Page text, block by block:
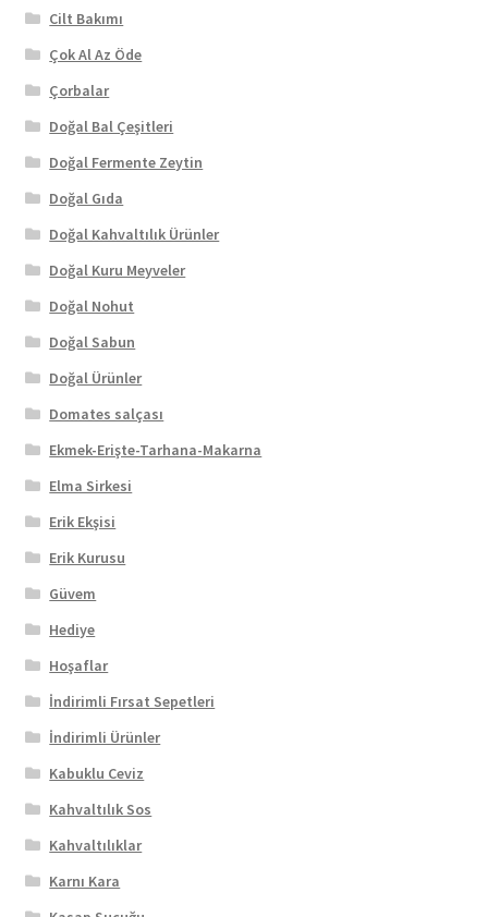
Cilt Bakımı
Çok Al Az Öde
Çorbalar
Doğal Bal Çeşitleri
Doğal Fermente Zeytin
Doğal Gıda
Doğal Kahvaltılık Ürünler
Doğal Kuru Meyveler
Doğal Nohut
Doğal Sabun
Doğal Ürünler
Domates salçası
Ekmek-Erişte-Tarhana-Makarna
Elma Sirkesi
Erik Ekşisi
Erik Kurusu
Güvem
Hediye
Hoşaflar
İndirimli Fırsat Sepetleri
İndirimli Ürünler
Kabuklu Ceviz
Kahvaltılık Sos
Kahvaltılıklar
Karnı Kara